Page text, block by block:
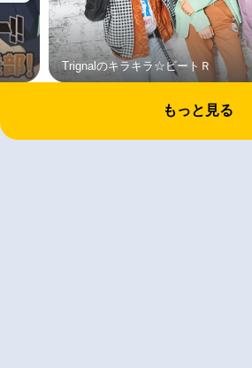
Trignalのキラキラ☆ビートＲ
もっと見る